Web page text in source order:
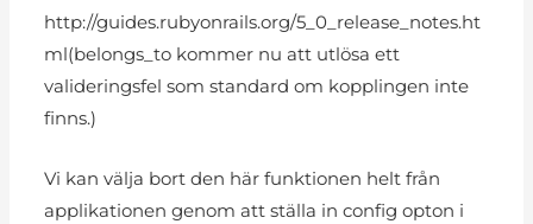
http://guides.rubyonrails.org/5_0_release_notes.ht
ml(belongs_to kommer nu att utlösa ett
valideringsfel som standard om kopplingen inte
finns.)
Vi kan välja bort den här funktionen helt från
applikationen genom att ställa in config opton i